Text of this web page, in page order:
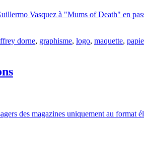
Vasquez à "Mums of Death" en
dorne, graphisme, logo, maquette,
des magazines uniquement au